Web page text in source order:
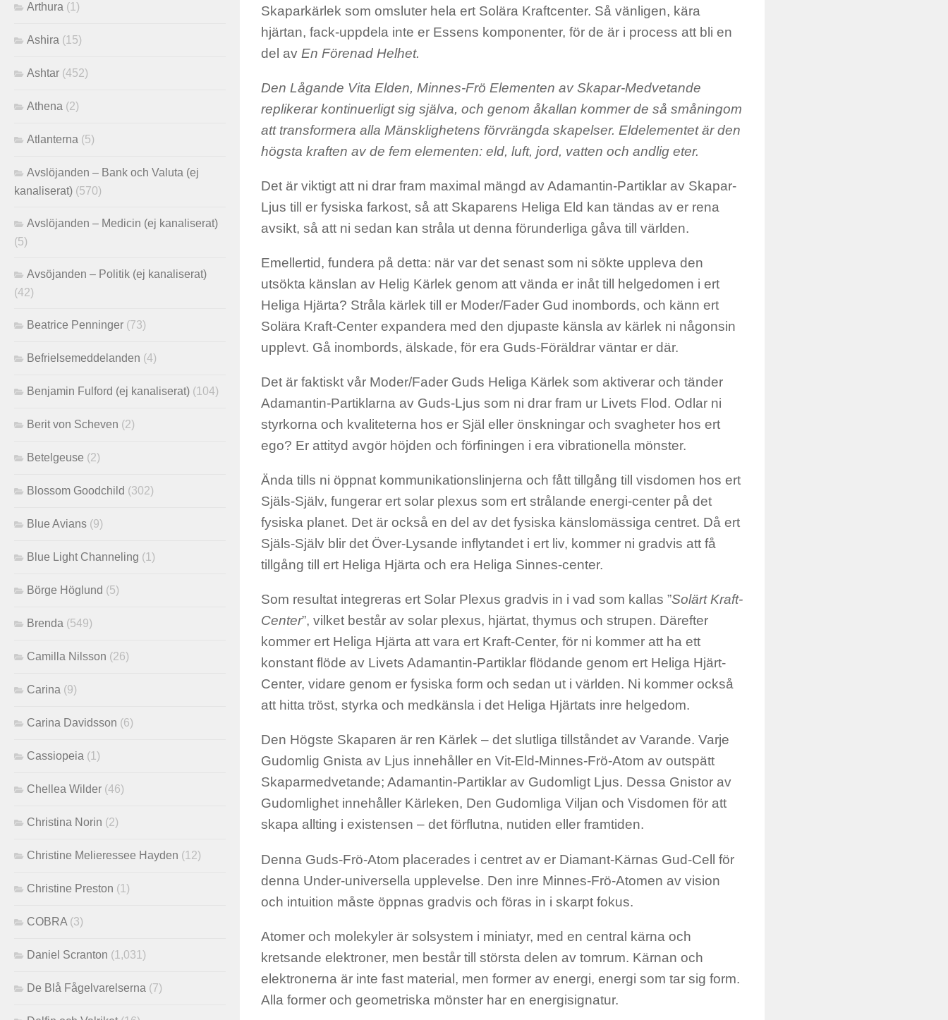
Skaparkärlek som omsluter hela ert Solära Kraftcenter. Så vänligen, kära
hjärtan, fack-uppdela inte er Essens komponenter, för de är i process att bli en
del av En Förenad Helhet.
Den Lågande Vita Elden, Minnes-Frö Elementen av Skapar-Medvetande
replikerar kontinuerligt sig själva, och genom åkallan kommer de så småningom
att transformera alla Mänsklighetens förvrängda skapelser. Eldelementet är den
högsta kraften av de fem elementen: eld, luft, jord, vatten och andlig eter.
Det är viktigt att ni drar fram maximal mängd av Adamantin-Partiklar av Skapar-
Ljus till er fysiska farkost, så att Skaparens Heliga Eld kan tändas av er rena
avsikt, så att ni sedan kan stråla ut denna förunderliga gåva till världen.
Emellertid, fundera på detta: när var det senast som ni sökte uppleva den
utsökta känslan av Helig Kärlek genom att vända er inåt till helgedomen i ert
Heliga Hjärta? Stråla kärlek till er Moder/Fader Gud inombords, och känn ert
Solära Kraft-Center expandera med den djupaste känsla av kärlek ni någonsin
upplevt. Gå inombords, älskade, för era Guds-Föräldrar väntar er där.
Det är faktiskt vår Moder/Fader Guds Heliga Kärlek som aktiverar och tänder
Adamantin-Partiklarna av Guds-Ljus som ni drar fram ur Livets Flod. Odlar ni
styrkorna och kvaliteterna hos er Själ eller önskningar och svagheter hos ert
ego? Er attityd avgör höjden och förfiningen i era vibrationella mönster.
Ända tills ni öppnat kommunikationslinjerna och fått tillgång till visdomen hos ert
Själs-Själv, fungerar ert solar plexus som ert strålande energi-center på det
fysiska planet. Det är också en del av det fysiska känslomässiga centret. Då ert
Själs-Själv blir det Över-Lysande inflytandet i ert liv, kommer ni gradvis att få
tillgång till ert Heliga Hjärta och era Heliga Sinnes-center.
Som resultat integreras ert Solar Plexus gradvis in i vad som kallas ”Solärt Kraft-
Center”, vilket består av solar plexus, hjärtat, thymus och strupen. Därefter
kommer ert Heliga Hjärta att vara ert Kraft-Center, för ni kommer att ha ett
konstant flöde av Livets Adamantin-Partiklar flödande genom ert Heliga Hjärt-
Center, vidare genom er fysiska form och sedan ut i världen. Ni kommer också
att hitta tröst, styrka och medkänsla i det Heliga Hjärtats inre helgedom.
Den Högste Skaparen är ren Kärlek – det slutliga tillståndet av Varande. Varje
Gudomlig Gnista av Ljus innehåller en Vit-Eld-Minnes-Frö-Atom av outspätt
Skaparmedvetande; Adamantin-Partiklar av Gudomligt Ljus. Dessa Gnistor av
Gudomlighet innehåller Kärleken, Den Gudomliga Viljan och Visdomen för att
skapa allting i existensen – det förflutna, nutiden eller framtiden.
Denna Guds-Frö-Atom placerades i centret av er Diamant-Kärnas Gud-Cell för
denna Under-universella upplevelse. Den inre Minnes-Frö-Atomen av vision
och intuition måste öppnas gradvis och föras in i skarpt fokus.
Atomer och molekyler är solsystem i miniatyr, med en central kärna och
kretsande elektroner, men består till största delen av tomrum. Kärnan och
elektronerna är inte fast material, men former av energi, energi som tar sig form.
Alla former och geometriska mönster har en energisignatur.
Arthura (1)
Ashira (15)
Ashtar (452)
Athena (2)
Atlanterna (5)
Avslöjanden – Bank och Valuta (ej
kanaliserat) (570)
Avslöjanden – Medicin (ej kanaliserat)
(5)
Avsöjanden – Politik (ej kanaliserat)
(42)
Beatrice Penninger (73)
Befrielsemeddelanden (4)
Benjamin Fulford (ej kanaliserat) (104)
Berit von Scheven (2)
Betelgeuse (2)
Blossom Goodchild (302)
Blue Avians (9)
Blue Light Channeling (1)
Börge Höglund (5)
Brenda (549)
Camilla Nilsson (26)
Carina (9)
Carina Davidsson (6)
Cassiopeia (1)
Chellea Wilder (46)
Christina Norin (2)
Christine Melieressee Hayden (12)
Christine Preston (1)
COBRA (3)
Daniel Scranton (1,031)
De Blå Fågelvarelserna (7)